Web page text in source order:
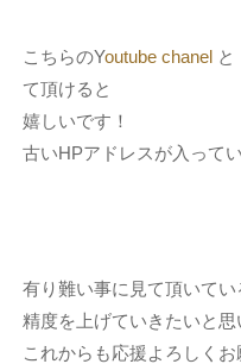
こちらのYoutube chanel
て頂けると
嬉しいです！
古いHPアドレスが入って
有り難い事に見て頂いてい
精度を上げていきたいと思
これからも応援よろしくお